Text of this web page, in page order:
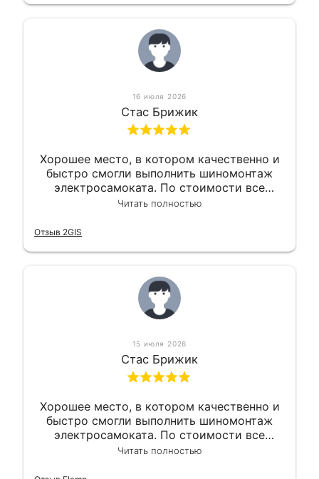
16 июля 2026
Стас Брижик
Хорошее место, в котором качественно и
быстро смогли выполнить шиномонтаж
электросамоката. По стоимости все
вышло вообще приемлемо хочу сказать.
Читать полностью
Отзыв 2GIS
15 июля 2026
Стас Брижик
Хорошее место, в котором качественно и
быстро смогли выполнить шиномонтаж
электросамоката. По стоимости все
вышло вообще приемлемо хочу сказать.
Читать полностью